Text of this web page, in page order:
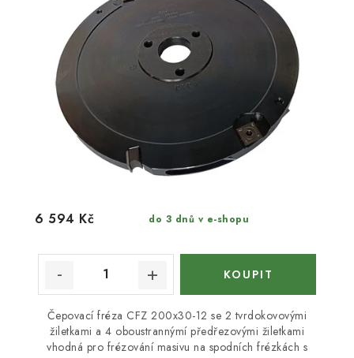
do 3 dnů v e-shopu
6 594 Kč
Čepovací fréza CFZ 200x30-12 se 2 tvrdokovovými
žiletkami a 4 oboustrannýmí předřezovými žiletkami
vhodná pro frézování masivu na spodních frézkách s